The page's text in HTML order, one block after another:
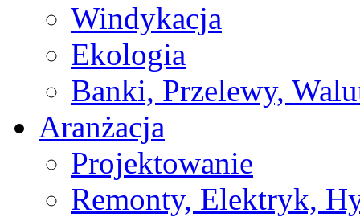
Windykacja
Ekologia
Banki, Przelewy,
Aranżacja
Projektowanie
Remonty, Elektryk,